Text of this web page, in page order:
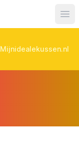
Mijnidealekussen.nl